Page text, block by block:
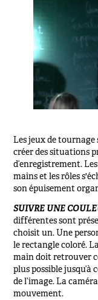
Les jeux de
créer des situations
d’enregistrement.
mains et les rôles
son épuisement
SUIVRE UNE
différentes sont
choisit un. Une
le rectangle coloré.
main doit retrouver
plus possible
de l’image. La
mouvement.